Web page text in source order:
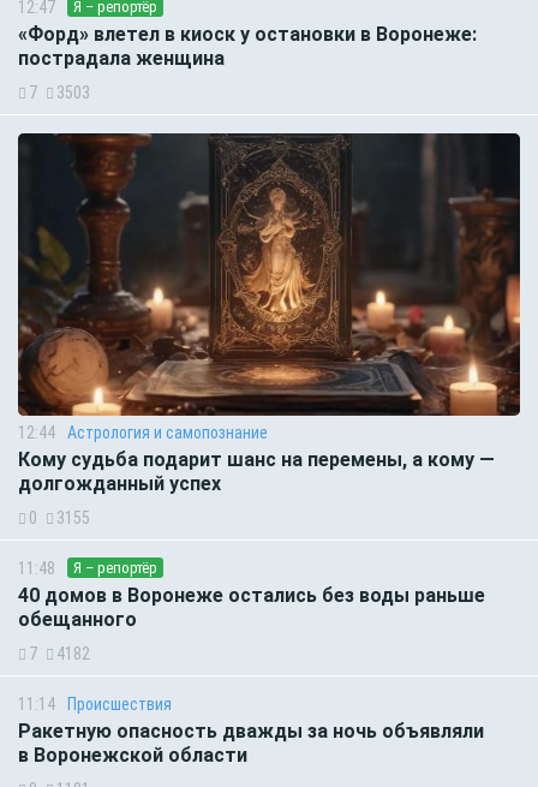
12:47 Я – репортёр
«Форд» влетел в киоск у остановки в Воронеже:
пострадала женщина
7 3503
12:44 Астрология и самопознание
Кому судьба подарит шанс на перемены, а кому —
долгожданный успех
0 3155
11:48 Я – репортёр
40 домов в Воронеже остались без воды раньше
обещанного
7 4182
11:14 Происшествия
Ракетную опасность дважды за ночь объявляли
в Воронежской области